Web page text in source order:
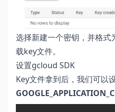
选择新建一个密钥，并格
载key文件。
设置gcloud SDK
Key文件拿到后，我们可以